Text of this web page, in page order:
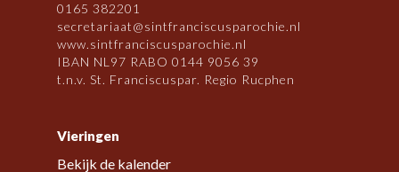
0165 382201
secretariaat@sintfranciscusparochie.nl
www.sintfranciscusparochie.nl
IBAN NL97 RABO 0144 9056 39
t.n.v. St. Franciscuspar. Regio Rucphen
Vieringen
Bekijk de kalender